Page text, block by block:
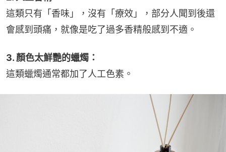
這類只有「香味」，沒有「療效」，部分人聞到後還
會感到頭痛，就像是吃了過多香精般感到不適。
3. 顏色太鮮艷的蠟燭：
這類蠟燭通常都加了人工色素。